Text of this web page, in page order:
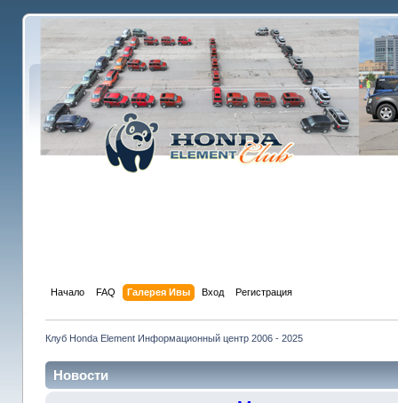
Начало FAQ Галерея Ивы Вход Регистрация
Клуб Honda Element Информационный центр 2006 - 2025
Новости